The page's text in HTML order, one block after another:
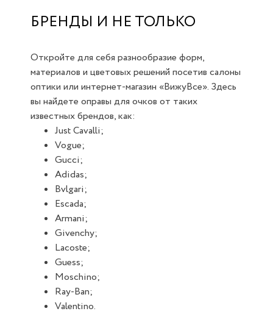
БРЕНДЫ И НЕ ТОЛЬКО
Откройте для себя разнообразие форм,
материалов и цветовых решений посетив салоны
оптики или интернет-магазин «ВижуВсе». Здесь
вы найдете оправы для очков от таких
известных брендов, как:
Just Cavalli;
Vogue;
Gucci;
Adidas;
Bvlgari;
Escada;
Armani;
Givenchy;
Lacoste;
Guess;
Moschino;
Ray-Ban;
Valentino.